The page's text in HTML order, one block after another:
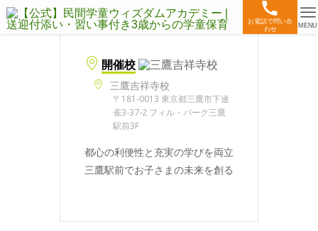
お電話で問い合
わせ
MENU
開催校
三鷹吉祥寺校
〒181-0013 東京都三鷹市下連
雀3-37-2 フィル・パーク三鷹
駅前3F
都心の利便性と充実の学びを両立
三鷹駅前でお子さまの未来を創る